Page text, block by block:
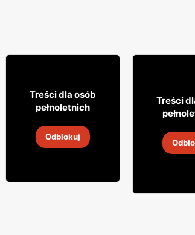
4999
18 sie 2026
Treści dla osób
pełnoletnich
Odblokuj
49
Napój
18 sie 2026
Treści